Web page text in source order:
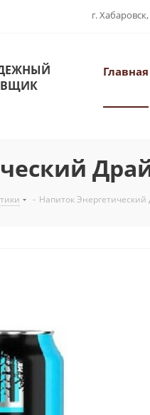
г.
Главная
- Напиток